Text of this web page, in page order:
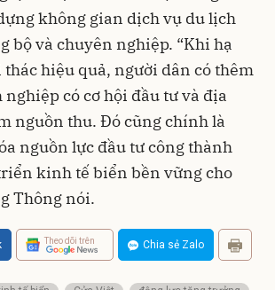
không gian dịch vụ du lịch
bộ và chuyên nghiệp. “Khi hạ
hiệu quả, người dân có thêm
có cơ hội đầu tư và địa
nguồn thu. Đó cũng chính là
nguồn lực đầu tư công thành
kinh tế biển bền vững cho
Thông nói.
Theo dõi trên Chia sẻ Zalo